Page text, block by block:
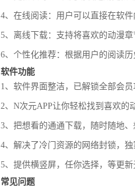
4、在线阅读：用户可以直接在软
5、离线下载：支持将喜欢的动漫
6、个性化推荐：根据用户的阅读
软件功能
1、软件界面整洁，已解锁全部会
2、N次元APP让你轻松找到喜欢的
3、把想看的通通下载，随时随地
4、解决了冷门资源的网络封锁，
5、提供横竖屏，任你选择，等更
常见问题